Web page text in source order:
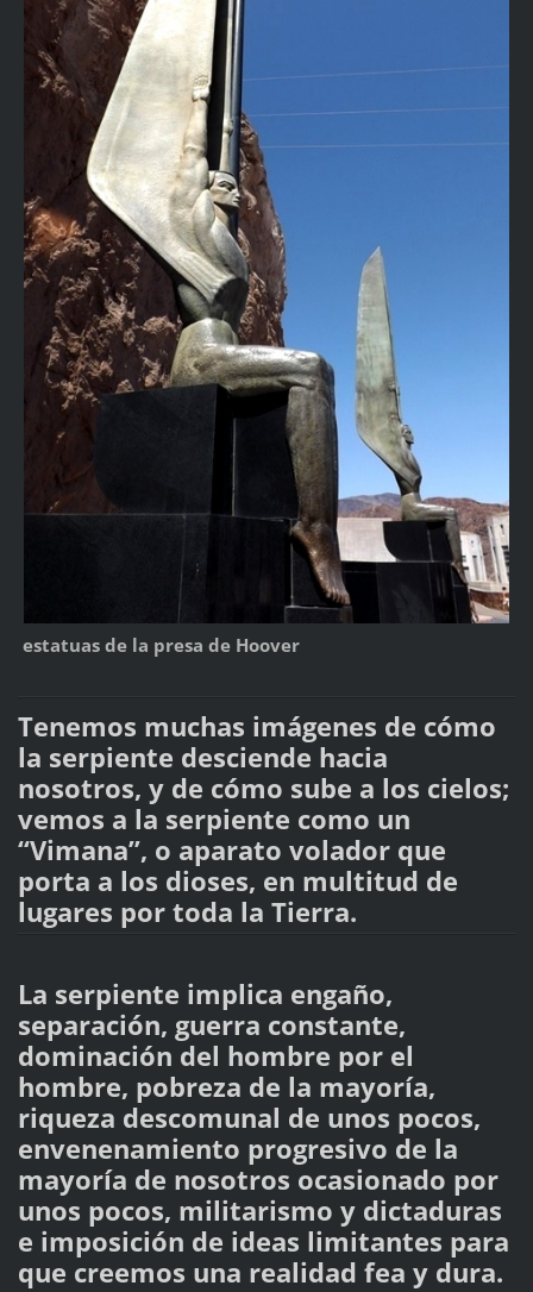
estatuas de la presa de Hoover
Tenemos muchas imágenes de cómo
la serpiente desciende hacia
nosotros, y de cómo sube a los cielos;
vemos a la serpiente como un
“Vimana”, o aparato volador que
porta a los dioses, en multitud de
lugares por toda la Tierra.
La serpiente implica engaño,
separación, guerra constante,
dominación del hombre por el
hombre, pobreza de la mayoría,
riqueza descomunal de unos pocos,
envenenamiento progresivo de la
mayoría de nosotros ocasionado por
unos pocos, militarismo y dictaduras
e imposición de ideas limitantes para
que creemos una realidad fea y dura.